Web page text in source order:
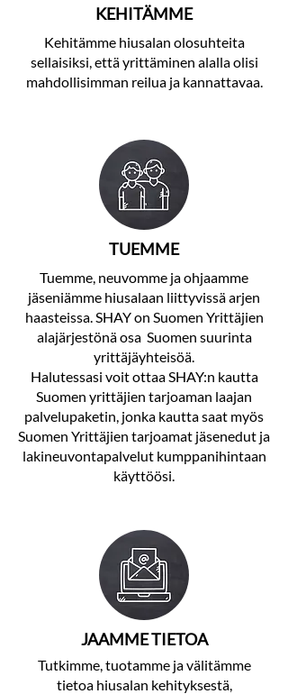
KEHITÄMME
Kehitämme hiusalan olosuhteita
sellaisiksi, että yrittäminen alalla olisi
mahdollisimman reilua ja kannattavaa.
TUEMME
Tuemme, neuvomme ja ohjaamme
jäseniämme hiusalaan liittyvissä arjen
haasteissa. SHAY on Suomen Yrittäjien
alajärjestönäosa Suomen suurinta
yrittäjäyhteisöä.
Halutessasi voit ottaa SHAY:n kautta
Suomen yrittäjien tarjoaman laajan
palvelupaketin, jonka kautta saat myös
Suomen Yrittäjien tarjoamat jäsenedut ja
lakineuvontapalvelut kumppanihintaan
käyttöösi.
JAAMME TIETOA
Tutkimme, tuotamme ja välitämme
tietoa hiusalan kehityksestä,